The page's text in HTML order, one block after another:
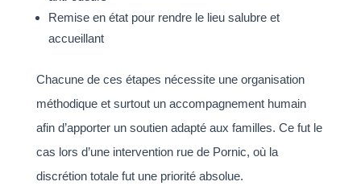
Remise en état pour rendre le lieu salubre et
accueillant
Chacune de ces étapes nécessite une organisation
méthodique et surtout un accompagnement humain
afin d’apporter un soutien adapté aux familles. Ce fut le
cas lors d’une intervention rue de Pornic, où la
discrétion totale fut une priorité absolue.